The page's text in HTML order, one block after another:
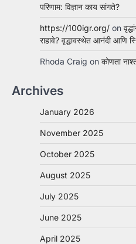
परिणाम: विज्ञान काय सांगते?
https://100igr.org/ on
राहावे? वृद्धावस्थेत आनंदी आणि
Rhoda Craig on कोणता
Archives
January 2026
November 2025
October 2025
August 2025
July 2025
June 2025
April 2025